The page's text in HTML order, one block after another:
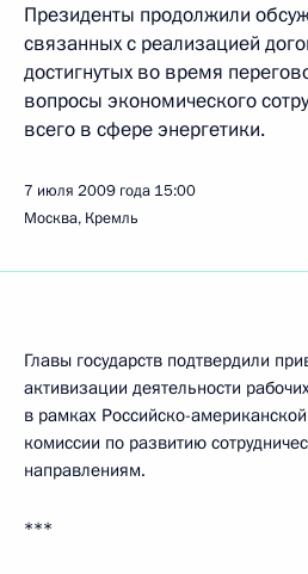
Президенты продолжили
связанных с реализацией
достигнутых во время
вопросы экономического
всего в сфере энергетики.
7 июля 2009 года 15:00
Москва, Кремль
Главы государств подтвердили
активизации деятельности
в рамках Российско-
комиссии по развитию
направлениям.
***